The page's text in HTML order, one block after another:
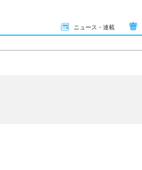
ニュース・連載